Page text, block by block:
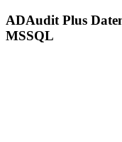
ADAudit Plus
MSSQL